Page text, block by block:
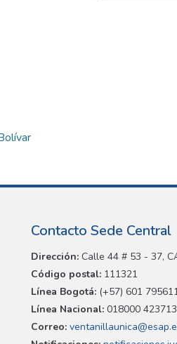
Contacto Sede Central
Dirección: Calle 44 # 53 - 37,
Código postal: 111321
Línea Bogotá: (+57) 601
Línea Nacional: 018000 423713
Correo: